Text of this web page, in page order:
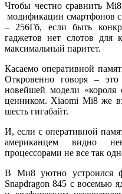
Чтобы честно сравнить
модификации смартфонов
– 256Гб, если быть
гаджетов нет слотов для
максимальный паритет.
Касаемо оперативной
Откровенно говоря –
новейшей модели
ценником. Xiaomi Mi8 же
шесть гигабайт.
И, если с оперативной
американцем видно
процессорами не все так
В Ми8 уютно устроился
Snapdragon 845 с восемью